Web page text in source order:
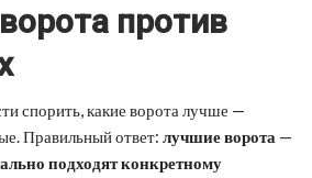
против
спорить, какие ворота лучше —
Правильный ответ: лучшие ворота —
подходят конкретному